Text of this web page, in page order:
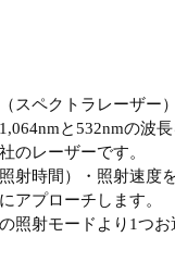
スペクトラレーザー）
と532nmの波
のレーザーです。
射時間）・照射速度
アプローチします。
照射モードより1つお